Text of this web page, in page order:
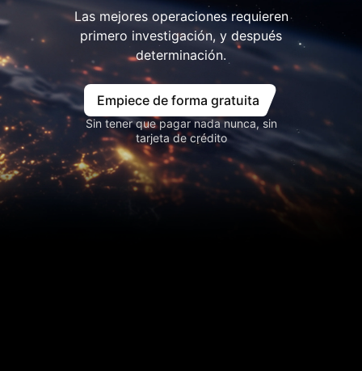
Las mejores operaciones requieren
primero investigación, y después
determinación.
Empiece de forma gratuita
Sin tener que pagar nada nunca, sin
tarjeta de crédito